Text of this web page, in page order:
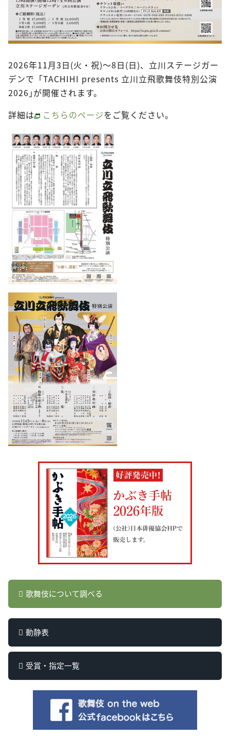
2026年11月3日(火・祝)～8日(日)、立川ステージガー
デンで「TACHIHI presents 立川立飛歌舞伎特別公演
2026｣が開催されます。
詳細は
こちらのページをご覧ください。
歌舞伎について調べる
動静表
受賞・指定一覧